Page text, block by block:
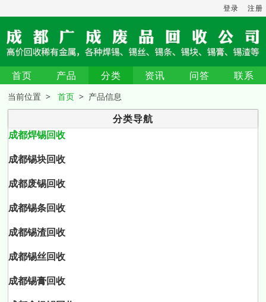
登录 注册
首页 产品 分类 资讯 问答 联系
当前位置 >首页 > 产品信息
分类导航
成都焊锡回收
成都锡块回收
成都废锡回收
成都锡条回收
成都锡渣回收
成都锡丝回收
成都锡膏回收